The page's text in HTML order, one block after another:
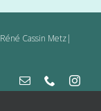
Cassin Metz|